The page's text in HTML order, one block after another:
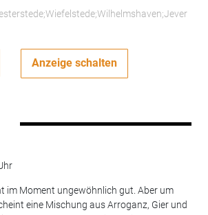
Anzeige schalten
im Moment ungewöhnlich gut. Aber um
eine Mischung aus Arroganz, Gier und